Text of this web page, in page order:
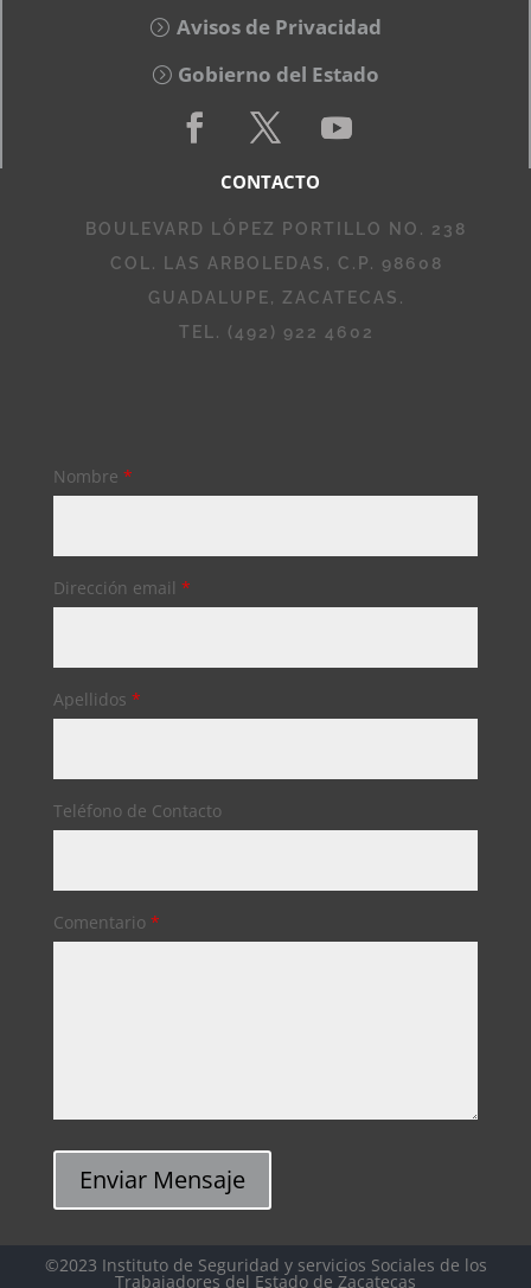
Avisos de Privacidad
Gobierno del Estado
CONTACTO
BOULEVARD LÓPEZ PORTILLO NO. 238
COL. LAS ARBOLEDAS, C.P. 98608
GUADALUPE, ZACATECAS.
TEL. (492) 922 4602
Nombre *
Dirección email *
Apellidos *
Teléfono de Contacto
Comentario *
Enviar Mensaje
©2023 Instituto de Seguridad y servicios Sociales de los
Trabajadores del Estado de Zacatecas